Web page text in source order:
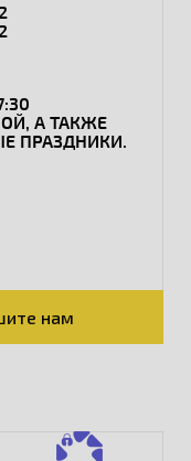
А ТАКЖЕ
ПРАЗДНИКИ.
нам